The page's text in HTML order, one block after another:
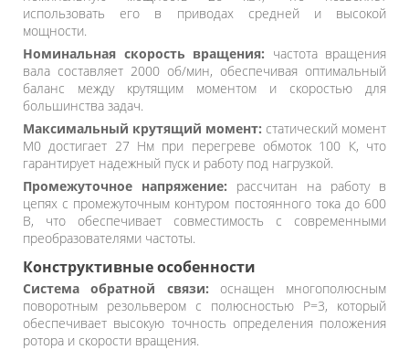
использовать его в приводах средней и высокой
мощности.
Номинальная скорость вращения: частота вращения
вала составляет 2000 об/мин, обеспечивая оптимальный
баланс между крутящим моментом и скоростью для
большинства задач.
Максимальный крутящий момент: статический момент
M0 достигает 27 Нм при перегреве обмоток 100 К, что
гарантирует надежный пуск и работу под нагрузкой.
Промежуточное напряжение: рассчитан на работу в
цепях с промежуточным контуром постоянного тока до 600
В, что обеспечивает совместимость с современными
преобразователями частоты.
Конструктивные особенности
Система обратной связи: оснащен многополюсным
поворотным резольвером с полюсностью P=3, который
обеспечивает высокую точность определения положения
ротора и скорости вращения.